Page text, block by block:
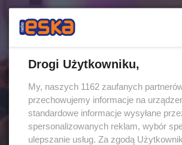
Drogi Użytkowniku,
My, naszych 1162 zaufanych
przechowujemy informacje na
standardowe informacje wysyłane
spersonalizowanych reklam, wybór
ulepszanie usług. Za zgodą